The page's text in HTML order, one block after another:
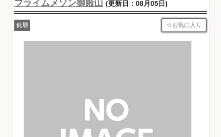
プライムメゾン御殿山 (更新日：08月05日)
低層 お気に入り